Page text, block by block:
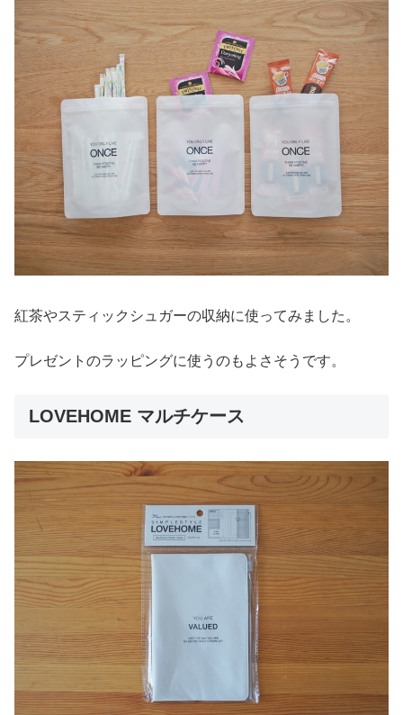
紅茶やスティックシュガーの収納に使ってみました。
プレゼントのラッピングに使うのもよさそうです。
LOVEHOME マルチケース